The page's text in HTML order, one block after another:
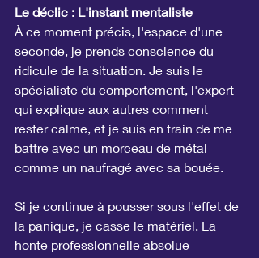
Le déclic : L'instant mentaliste
À ce moment précis, l'espace d'une
seconde, je prends conscience du
ridicule de la situation. Je suis le
spécialiste du comportement, l'expert
qui explique aux autres comment
rester calme, et je suis en train de me
battre avec un morceau de métal
comme un naufragé avec sa bouée.
Si je continue à pousser sous l'effet de
la panique, je casse le matériel. La
honte professionnelle absolue